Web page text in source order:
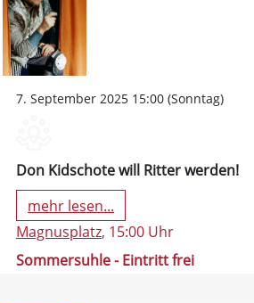
7. September 2025 15:00 (Sonntag)
Don Kidschote will Ritter werden!
mehr lesen...
Magnusplatz, 15:00 Uhr
Sommersuhle - Eintritt frei